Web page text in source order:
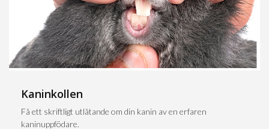
Kaninkollen
Få ett skriftligt utlåtande om din kanin av en erfaren
kaninuppfödare.